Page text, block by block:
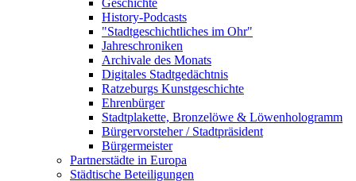
Geschichte
History-Podcasts
"Stadtgeschichtliches im Ohr"
Jahreschroniken
Archivale des Monats
Digitales Stadtgedächtnis
Ratzeburgs Kunstgeschichte
Ehrenbürger
Stadtplakette, Bronzelöwe & Löwenhologramm
Bürgervorsteher / Stadtpräsident
Bürgermeister
Partnerstädte in Europa
Städtische Beteiligungen